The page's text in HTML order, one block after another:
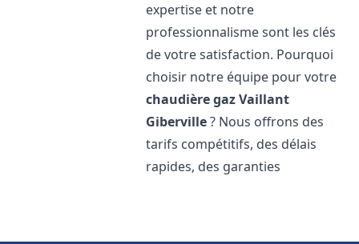
expertise et notre
professionnalisme sont les clés
de votre satisfaction. Pourquoi
choisir notre équipe pour votre
chaudière gaz Vaillant
Giberville? Nous offrons des
tarifs compétitifs, des délais
rapides, des garanties